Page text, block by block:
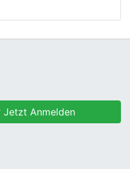
Jetzt Anmelden